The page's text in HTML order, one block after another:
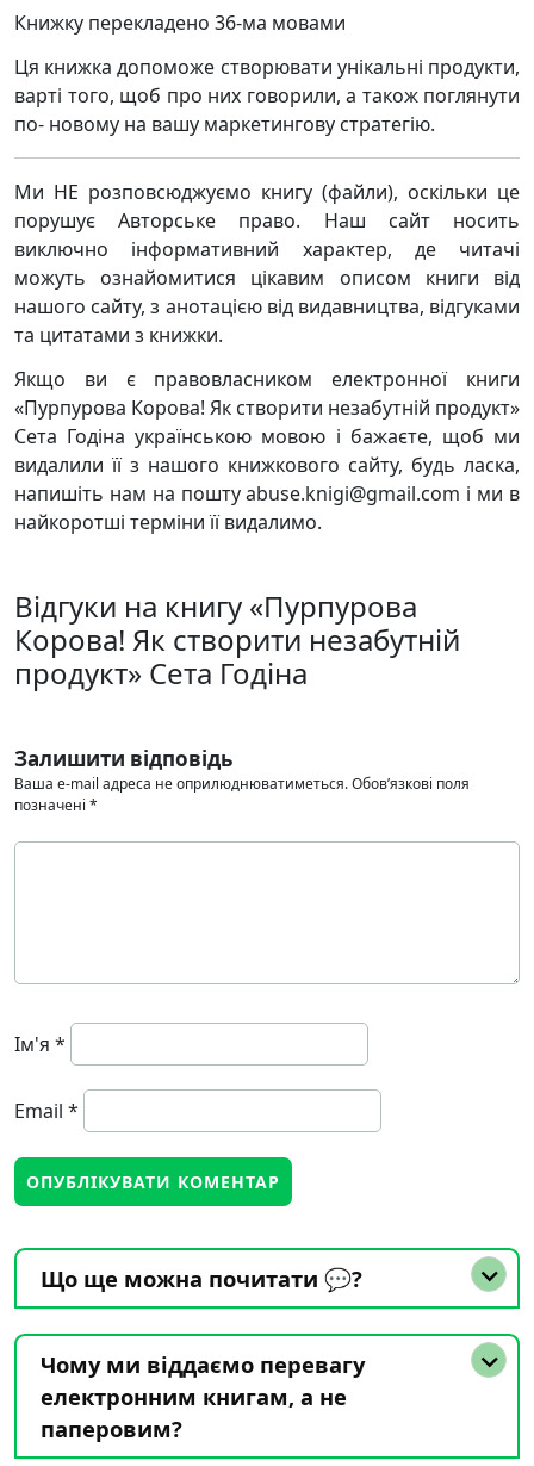
Книжку перекладено 36-ма мовами
Ця книжка допоможе створювати унікальні продукти,
варті того, щоб про них говорили, а також поглянути
по- новому на вашу маркетингову стратегію.
Ми НЕ розповсюджуємо книгу (файли), оскільки це
порушує Авторське право. Наш сайт носить
виключно інформативний характер, де читачі
можуть ознайомитися цікавим описом книги від
нашого сайту, з анотацією від видавництва, відгуками
та цитатами з книжки.
Якщо ви є правовласником електронної книги
«Пурпурова Корова! Як створити незабутній продукт»
Сета Годіна українською мовою і бажаєте, щоб ми
видалили її з нашого книжкового сайту, будь ласка,
напишіть нам на пошту abuse.knigi@gmail.com і ми в
найкоротші терміни її видалимо.
Відгуки на книгу «Пурпурова
Корова! Як створити незабутній
продукт» Сета Годіна
Залишити відповідь
Ваша e-mail адреса не оприлюднюватиметься.Обов’язкові поля
позначені *
Ім'я *
Email *
Що ще можна почитати 💬?
Чому ми віддаємо перевагу
електронним книгам, а не
паперовим?